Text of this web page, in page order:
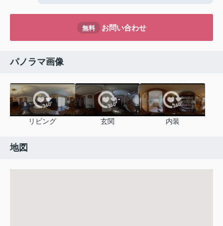
無料 お問い合わせ
パノラマ画像
リビング 玄関 内装
地図